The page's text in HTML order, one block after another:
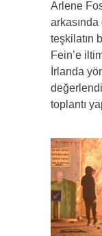
Arlene
teşkilatın
Fein’e
İrlanda
toplantı